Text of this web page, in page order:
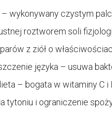
– wykonywany czystym
roztworem soli
z ziół o
języka – usuwa
– bogata w witaminy C i
tytoniu i ograniczenie